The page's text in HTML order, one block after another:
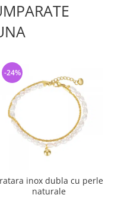
inox dubla cu perle
naturale
-24%